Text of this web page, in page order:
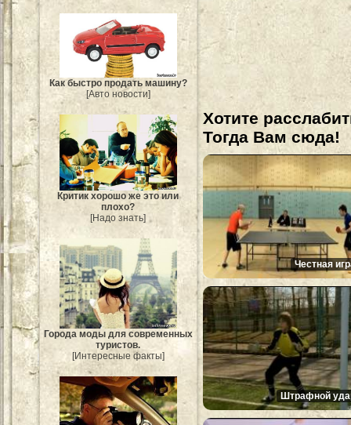
Как быстро продать машину?
[Авто новости]
Критик хорошо же это или
плохо?
[Надо знать]
Города моды для современных
туристов.
[Интересные факты]
Хотите
Тогда Вам сюда!
Честная
Штрафной